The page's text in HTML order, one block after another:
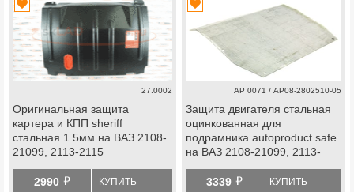
27.0002
Оригинальная защита
картера и КПП sheriff
стальная 1.5мм на ВАЗ 2108-
21099, 2113-2115
2990 й КУПИТЬ
АР 0071 / АР08-2802510-05
Защита двигателя стальная
оцинкованная для
подрамника autoproduct safe
на ВАЗ 2108-21099, 2113-
3339 й КУПИТЬ